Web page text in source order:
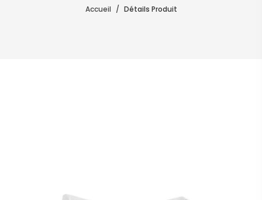
Accueil Détails Produit